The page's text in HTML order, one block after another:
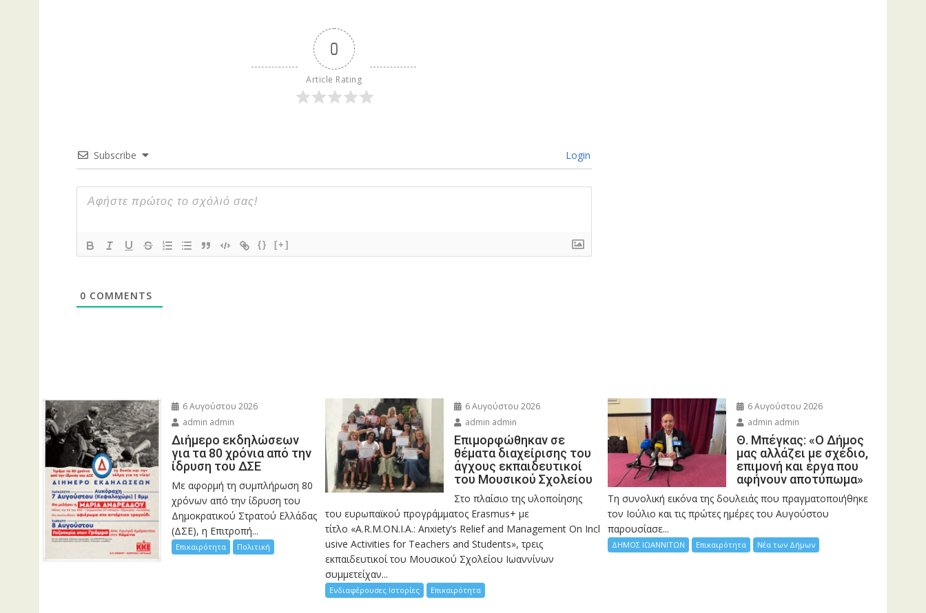
0
Article Rating
Subscribe Login
{} [+]
0 COMMENTS
6 Αυγούστου 2026
admin admin
Διήμερο εκδηλώσεων
για τα 80 χρόνια από την
ίδρυση του ΔΣΕ
Με αφορμή τη συμπλήρωση 80
χρόνων από την ίδρυση του
Δημοκρατικού Στρατού Ελλάδας
(ΔΣΕ), η Επιτροπή...
Επικαιρότητα Πολιτική
6 Αυγούστου 2026
admin admin
Eπιμορφώθηκαν σε
θέματα διαχείρισης του
άγχους εκπαιδευτικοί
του Μουσικού Σχολείου
Στο πλαίσιο της υλοποίησης
του ευρωπαϊκού προγράμματος Erasmus+ με
τίτλο «A.R.M.ON.I.A.: Anxiety’s Relief and Management On Incl
usive Activities for Teachers and Students», τρεις
εκπαιδευτικοί του Μουσικού Σχολείου Ιωαννίνων
συμμετείχαν...
Ενδιαφέρουσες Ιστορίες Επικαιρότητα
6 Αυγούστου 2026
admin admin
Θ. Μπέγκας: «Ο Δήμος
μας αλλάζει με σχέδιο,
επιμονή και έργα που
αφήνουν αποτύπωμα»
Τη συνολική εικόνα της δουλειάς που πραγματοποιήθηκε
τον Ιούλιο και τις πρώτες ημέρες του Αυγούστου
παρουσίασε...
ΔΗΜΟΣ ΙΩΑΝΝΙΤΩΝ Επικαιρότητα Νέα των Δήμων